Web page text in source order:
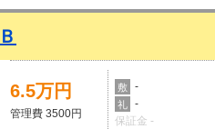
6.5万円
管理費 3500円
敷 -
礼
-
保証金 -